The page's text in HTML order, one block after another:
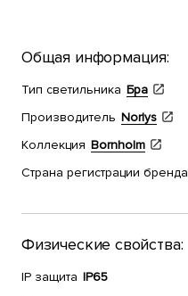
Общая информация:
Тип светильника Бра
Производитель Norlys
Коллекция Bornholm
Страна регистрации бренда
Физические свойства:
IP защита IP65